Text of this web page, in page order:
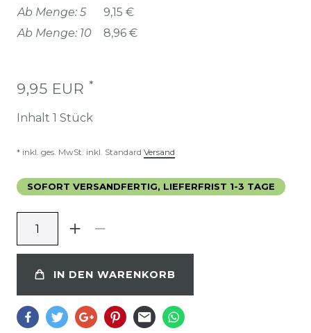
Ab Menge: 5
9,15 €
Ab Menge: 10
8,96 €
9,95 EUR *
Inhalt 1 Stück
* inkl. ges. MwSt. inkl. Standard Versand
SOFORT VERSANDFERTIG, LIEFERFRIST 1-3 TAGE
IN DEN WARENKORB